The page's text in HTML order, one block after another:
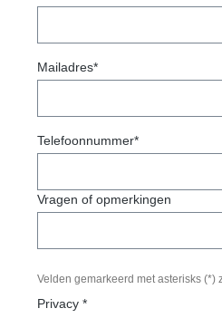
Mailadres*
Telefoonnummer*
Vragen of opmerkingen
Velden gemarkeerd met asterisks (*)
Privacy *